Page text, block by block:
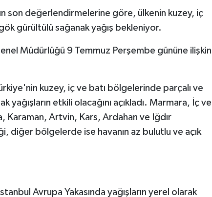
son değerlendirmelerine göre, ülkenin kuzey, iç
gürültülü sağanak yağış bekleniyor.
Müdürlüğü 9 Temmuz Perşembe gününe ilişkin
kuzey, iç ve batı bölgelerinde parçalı ve
yağışların etkili olacağını açıkladı. Marmara, İç ve
Karaman, Artvin, Kars, Ardahan ve Iğdır
diğer bölgelerde ise havanın az bulutlu ve açık
Avrupa Yakasında yağışların yerel olarak